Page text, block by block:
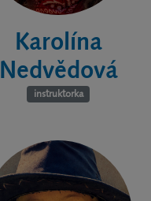
Karolína
Nedvědová
instruktorka